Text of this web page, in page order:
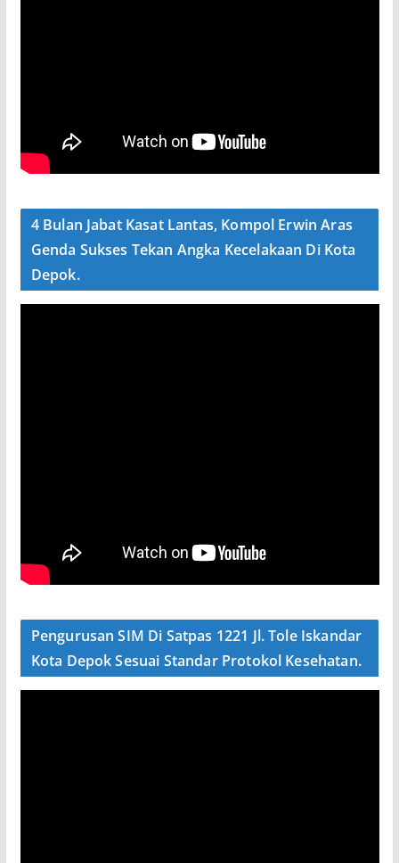
4 Bulan Jabat Kasat Lantas, Kompol Erwin Aras
Genda Sukses Tekan Angka Kecelakaan Di Kota
Depok.
Pengurusan SIM Di Satpas 1221 Jl. Tole Iskandar
Kota Depok Sesuai Standar Protokol Kesehatan.